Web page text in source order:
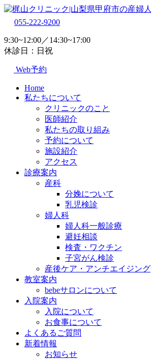
055-222-9200
9:30~12:00／14:30~17:00
休診日：日祝
Web予約
Home
私たちについて
クリニックのこと
医師紹介
私たちの取り組み
予約について
施設紹介
アクセス
診療案内
産科
分娩について
乳児検診
婦人科
婦人科一般診療
避妊相談
検査・ワクチン
子宮がん検診
産後ケア・アンチエイジング
教室案内
bebeサロンについて
入院案内
入院について
お食事について
よくあるご質問
新着情報
お知らせ